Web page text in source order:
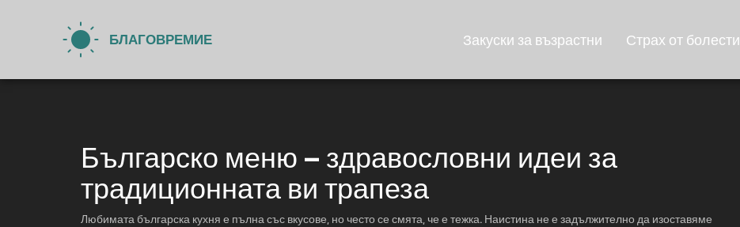
Закуски за възрастни Страх от болести
Българско меню – здравословни идеи за
традиционната ви трапеза
Любимата българска кухня е пълна със вкусове, но често се смята, че е тежка. Наистина не е задължително да изоставяме